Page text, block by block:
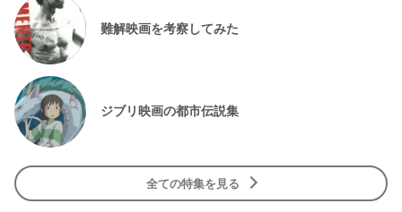
難解映画を考察してみた
ジブリ映画の都市伝説集
全ての特集を見る